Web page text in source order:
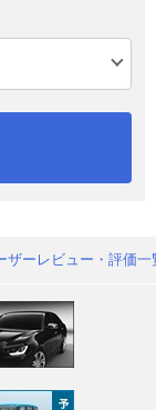
ザーレビュー・評価一